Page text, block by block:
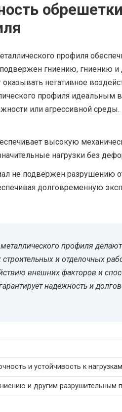
профиля
гниению, гниению и
негативное
профиля идеальным
или агрессивной среды.
высокую
нагрузки без
не подвержен разрушению
долговременную
профиля
и отделочных
внешних факторов и
надежность и
и устойчивость к нагрузкам
и другим разрушительным